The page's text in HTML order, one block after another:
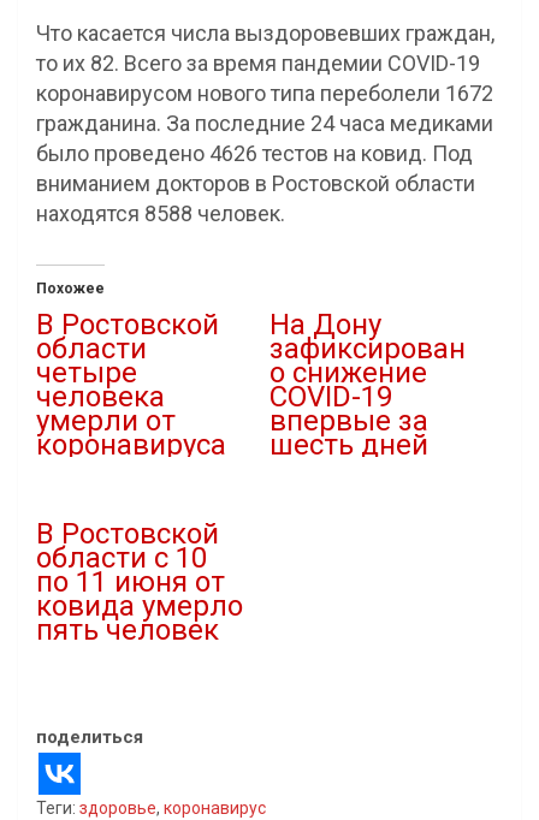
Что касается числа выздоровевших граждан,
то их 82. Всего за время пандемии COVID-19
коронавирусом нового типа переболели 1672
гражданина. За последние 24 часа медиками
было проведено 4626 тестов на ковид. Под
вниманием докторов в Ростовской области
находятся 8588 человек.
Похожее
В Ростовской
области
четыре
человека
умерли от
коронавируса
На Дону
зафиксирован
о снижение
COVID-19
впервые за
шесть дней
В Ростовской
области с 10
по 11 июня от
ковида умерло
пять человек
поделиться
Теги: здоровье, коронавирус